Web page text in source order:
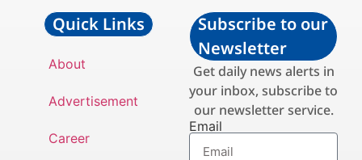
Quick Links
About
Advertisement
Career
Subscribe to our
Newsletter
Get daily news alerts in
your inbox, subscribe to
our newsletter service.
Email